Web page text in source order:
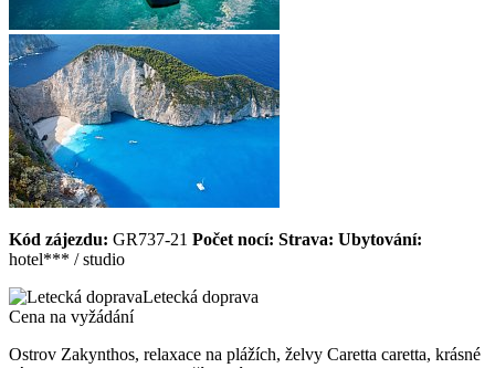
Kód zájezdu: GR737-21 Počet nocí: Strava: Ubytování:
hotel*** / studio
Letecká doprava
Cena na vyžádání
Ostrov Zakynthos, relaxace na plážích, želvy Caretta caretta, krásné